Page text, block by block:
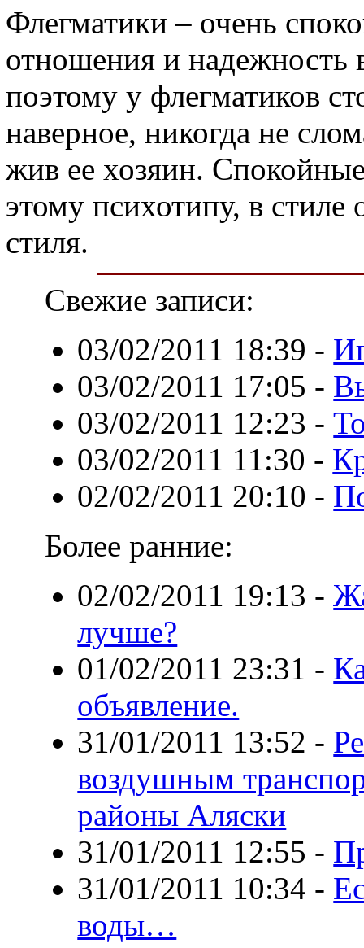
Флегматики – очень
отношения и надежность
поэтому у флегматиков
наверное, никогда не
жив ее хозяин.
этому психотипу, в стиле
стиля.
Свежие записи:
03/02/2011 18:39 -
03/02/2011 17:05 -
03/02/2011 12:23 -
03/02/2011 11:30 -
02/02/2011 20:10 -
Более ранние:
02/02/2011 19:13 -
лучше?
01/02/2011 23:31 -
объявление.
31/01/2011 13:52 -
воздушным
районы Аляски
31/01/2011 12:55 -
31/01/2011 10:34 -
воды…